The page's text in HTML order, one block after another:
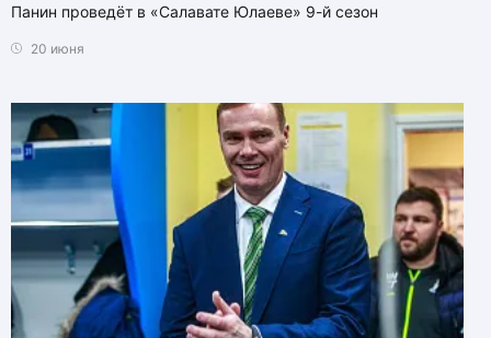
Панин проведёт в «Салавате Юлаеве» 9-й сезон
20 июня